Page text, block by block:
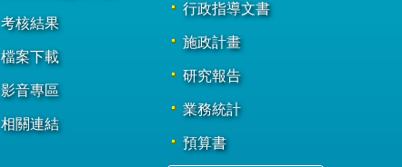
考核結果
檔案下載
影音專區
相關連結
行政指導文書
施政計畫
研究報告
業務統計
預算書